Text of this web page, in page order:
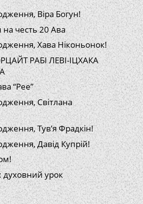
Віра Богун!
честь 20 Ава
Хава Ніконьонок!
РАБІ ЛЕВІ-ІЦХАКА
“Рее”
Світлана
Тув’я Фрадкін!
Давід Купрій!
духовний урок